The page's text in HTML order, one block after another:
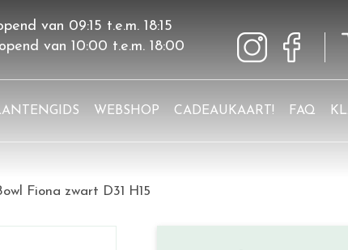
Fiona zwart D31 H15
van 09:15 t.e.m. 18:15
van 10:00 t.e.m. 18:00
WEBSHOP CADEAUKAART! FAQ